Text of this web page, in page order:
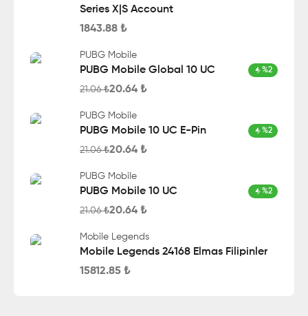
Series X|S Account
1843.88 ₺
PUBG Mobile
PUBG Mobile Global 10 UC %2
21.06₺20.64 ₺
PUBG Mobile
PUBG Mobile 10 UC E-Pin %2
21.06₺20.64 ₺
PUBG Mobile
PUBG Mobile 10 UC %2
21.06₺20.64 ₺
Mobile Legends
Mobile Legends 24168 Elmas Filipinler
15812.85 ₺